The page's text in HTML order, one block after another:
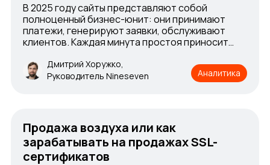
В 2025 году сайты представляют собой
полноценный бизнес-юнит: они принимают
платежи, генерируют заявки, обслуживают
клиентов. Каждая минута простоя приносит
задвигать техническую поддержку веб-
ресурса на второй план — чинить, если
Дмитрий Хоружко,
Руководитель Nineseven
Аналитика
Продажа воздуха или как
зарабатывать на продажах SSL-
сертификатов